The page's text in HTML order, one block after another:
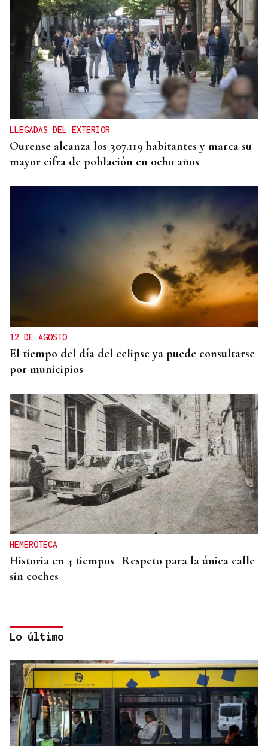
LLEGADAS DEL EXTERIOR
Ourense alcanza los 307.119 habitantes y marca su
mayor cifra de población en ocho años
12 DE AGOSTO
El tiempo del día del eclipse ya puede consultarse
por municipios
HEMEROTECA
Historia en 4 tiempos | Respeto para la única calle
sin coches
Lo último